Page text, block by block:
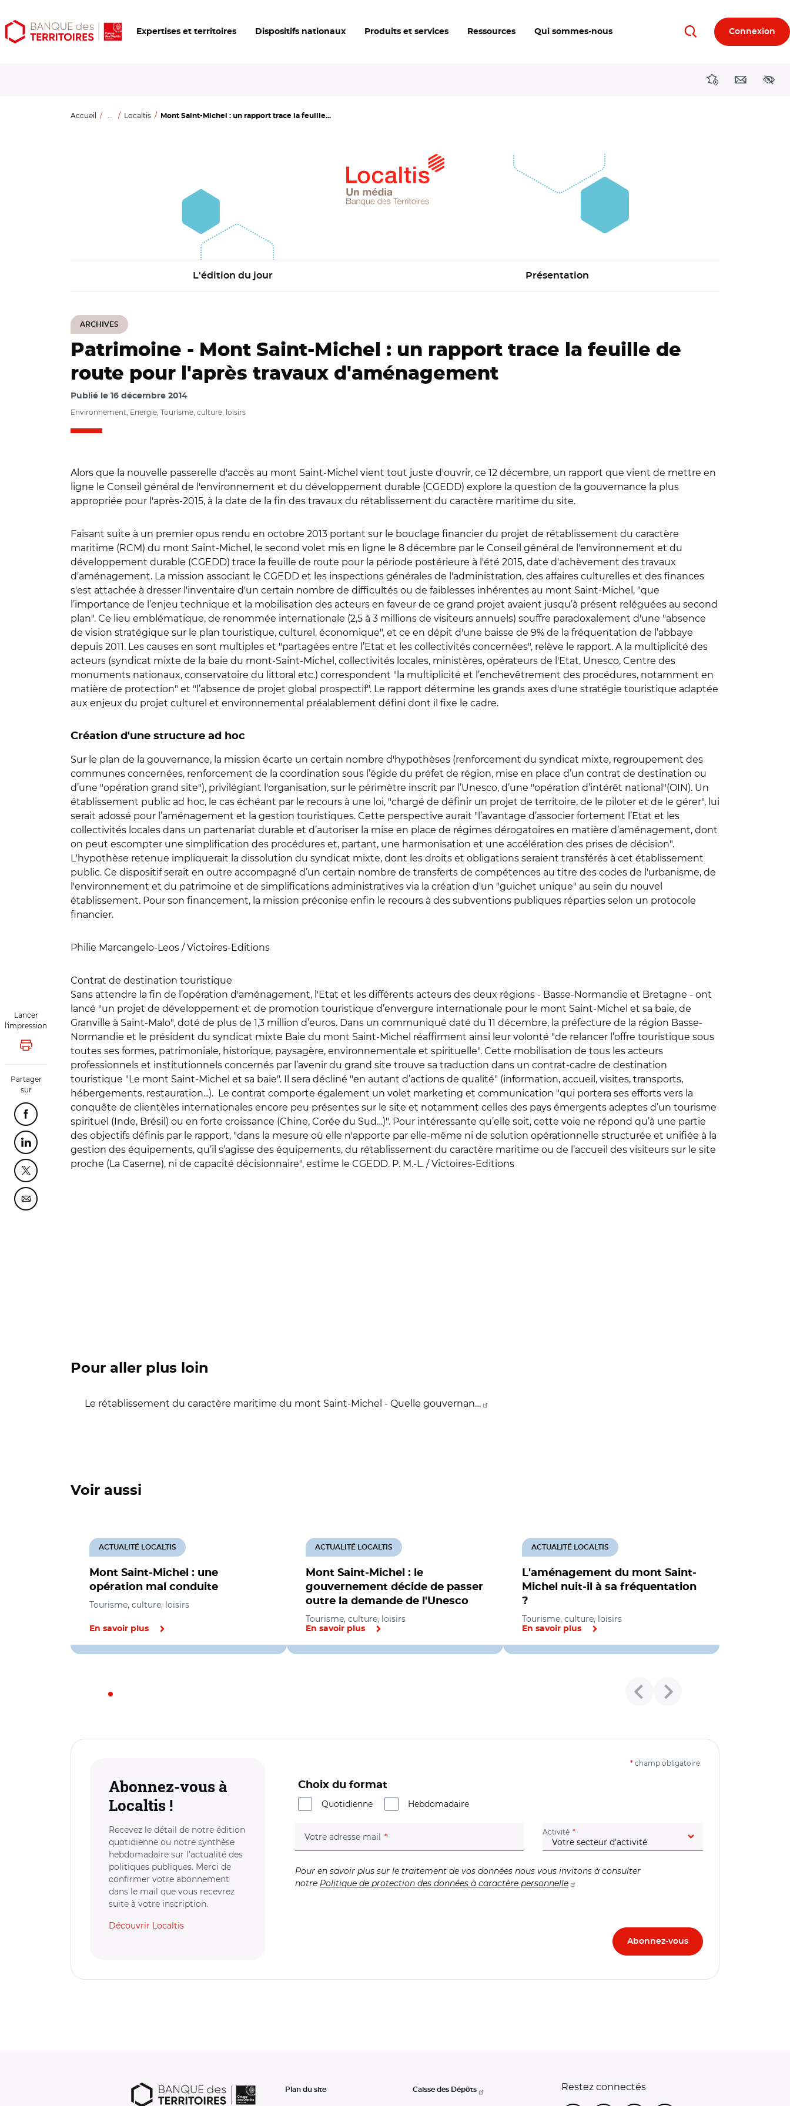
Aller
au
Aller
au
Ouvrir
les
Expertises et territoires Dispositifs nationaux Produits et services Ressources Qui sommes-nous RechercherConnexion
DirectionsContact
Accueil ... Localtis Mont Saint-Michel : un rapport trace la feuille...
L'édition du jour Présentation
ARCHIVES
Lancer
l'impression
Lancer l'impression
Partager
sur
Partager cette page sur Facebook
Partager cette page sur Linkedin
Partager cette page sur Twitter
Partager cette page sur Courriel
Patrimoine - Mont Saint-Michel : un rapport trace la feuille de
route pour l'après travaux d'aménagement
Publié le 16 décembre 2014
Environnement, Energie, Tourisme, culture, loisirs
Alors que la nouvelle passerelle d'accès au mont Saint-Michel vient tout juste d'ouvrir, ce 12 décembre, un rapport que vient de mettre en
ligne le Conseil général de l'environnement et du développement durable (CGEDD) explore la question de la gouvernance la plus
appropriée pour l'après-2015, à la date de la fin des travaux du rétablissement du caractère maritime du site.
Faisant suite à un premier opus rendu en octobre 2013 portant sur le bouclage financier du projet de rétablissement du caractère
maritime (RCM) du mont Saint-Michel, le second volet mis en ligne le 8 décembre par le Conseil général de l'environnement et du
développement durable (CGEDD) trace la feuille de route pour la période postérieure à l'été 2015, date d'achèvement des travaux
d'aménagement. La mission associant le CGEDD et les inspections générales de l'administration, des affaires culturelles et des finances
s'est attachée à dresser l'inventaire d'un certain nombre de difficultés ou de faiblesses inhérentes au mont Saint-Michel, "que
l’importance de l’enjeu technique et la mobilisation des acteurs en faveur de ce grand projet avaient jusqu’à présent reléguées au second
plan". Ce lieu emblématique, de renommée internationale (2,5 à 3 millions de visiteurs annuels) souffre paradoxalement d'une "absence
de vision stratégique sur le plan touristique, culturel, économique", et ce en dépit d'une baisse de 9% de la fréquentation de l’abbaye
depuis 2011. Les causes en sont multiples et "partagées entre l’Etat et les collectivités concernées", relève le rapport. A la multiplicité des
acteurs (syndicat mixte de la baie du mont-Saint-Michel, collectivités locales, ministères, opérateurs de l'Etat, Unesco, Centre des
monuments nationaux, conservatoire du littoral etc.) correspondent "la multiplicité et l’enchevêtrement des procédures, notamment en
matière de protection" et "l’absence de projet global prospectif". Le rapport détermine les grands axes d'une stratégie touristique adaptée
aux enjeux du projet culturel et environnemental préalablement défini dont il fixe le cadre.
Création d'une structure ad hoc
Sur le plan de la gouvernance, la mission écarte un certain nombre d'hypothèses (renforcement du syndicat mixte, regroupement des
communes concernées, renforcement de la coordination sous l’égide du préfet de région, mise en place d’un contrat de destination ou
d’une "opération grand site"), privilégiant l'organisation, sur le périmètre inscrit par l’Unesco, d’une "opération d’intérêt national"(OIN). Un
établissement public ad hoc, le cas échéant par le recours à une loi, "chargé de définir un projet de territoire, de le piloter et de le gérer", lui
serait adossé pour l’aménagement et la gestion touristiques. Cette perspective aurait "l’avantage d’associer fortement l’Etat et les
collectivités locales dans un partenariat durable et d’autoriser la mise en place de régimes dérogatoires en matière d’aménagement, dont
on peut escompter une simplification des procédures et, partant, une harmonisation et une accélération des prises de décision".
L'hypothèse retenue impliquerait la dissolution du syndicat mixte, dont les droits et obligations seraient transférés à cet établissement
public. Ce dispositif serait en outre accompagné d’un certain nombre de transferts de compétences au titre des codes de l'urbanisme, de
l'environnement et du patrimoine et de simplifications administratives via la création d'un "guichet unique" au sein du nouvel
établissement. Pour son financement, la mission préconise enfin le recours à des subventions publiques réparties selon un protocole
financier.
Philie Marcangelo-Leos / Victoires-Editions
Contrat de destination touristique
Sans attendre la fin de l’opération d'aménagement, l'Etat et les différents acteurs des deux régions - Basse-Normandie et Bretagne - ont
lancé "un projet de développement et de promotion touristique d’envergure internationale pour le mont Saint-Michel et sa baie, de
Granville à Saint-Malo", doté de plus de 1,3 million d’euros. Dans un communiqué daté du 11 décembre, la préfecture de la région Basse-
Normandie et le président du syndicat mixte Baie du mont Saint-Michel réaffirment ainsi leur volonté "de relancer l’offre touristique sous
toutes ses formes, patrimoniale, historique, paysagère, environnementale et spirituelle". Cette mobilisation de tous les acteurs
professionnels et institutionnels concernés par l’avenir du grand site trouve sa traduction dans un contrat-cadre de destination
touristique "Le mont Saint-Michel et sa baie". Il sera décliné "en autant d’actions de qualité" (information, accueil, visites, transports,
hébergements, restauration...). Le contrat comporte également un volet marketing et communication "qui portera ses efforts vers la
conquête de clientèles internationales encore peu présentes sur le site et notamment celles des pays émergents adeptes d’un tourisme
spirituel (Inde, Brésil) ou en forte croissance (Chine, Corée du Sud…)". Pour intéressante qu’elle soit, cette voie ne répond qu’à une partie
des objectifs définis par le rapport, "dans la mesure où elle n'apporte par elle-même ni de solution opérationnelle structurée et unifiée à la
gestion des équipements, qu’il s’agisse des équipements, du rétablissement du caractère maritime ou de l’accueil des visiteurs sur le site
proche (La Caserne), ni de capacité décisionnaire", estime le CGEDD. P. M.-L. / Victoires-Editions
Pour aller plus loin
Le rétablissement du caractère maritime du mont Saint-Michel - Quelle gouvernan…
Voir aussi
Mont Saint-Michel : une
opération mal conduite
ACTUALITÉ LOCALTIS
Tourisme, culture, loisirs
En savoir plus
Mont Saint-Michel : le
gouvernement décide de passer
outre la demande de l'Unesco
ACTUALITÉ LOCALTIS
Tourisme, culture, loisirs
En savoir plus
L'aménagement du mont Saint-
Michel nuit-il à sa fréquentation
?
ACTUALITÉ LOCALTIS
Tourisme, culture, loisirs
En savoir plus
Abonnez-vous à
Localtis !
Recevez le détail de notre édition
quotidienne ou notre synthèse
hebdomadaire sur l’actualité des
politiques publiques. Merci de
confirmer votre abonnement
dans le mail que vous recevrez
suite à votre inscription.
Découvrir Localtis
* champ obligatoire
Choix du format
Quotidienne
Hebdomadaire
Votre adresse mail (champ obligatoire) Activité (champ obligatoire)
Pour en savoir plus sur le traitement de vos données nous vous invitons à consulter
notre Politique de protection des données à caractère personnelle
Plan du site Caisse des Dépôts Restez connectés